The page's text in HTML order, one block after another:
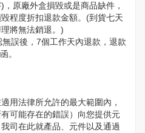
原廠外盒損毀或是商品缺件，
程度折扣退款金額。(到貨七天
將無法銷退。)
誤後，7個工作天內退款，退款
。
用法律所允許的最大範圍內，
可能存在的錯誤）向您提供元
司在此就產品、元件以及通過